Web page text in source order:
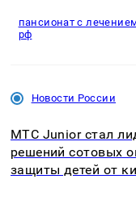
пансионат с
рф
Новости России
МТС Junior стал
решений сотовых
защиты детей от